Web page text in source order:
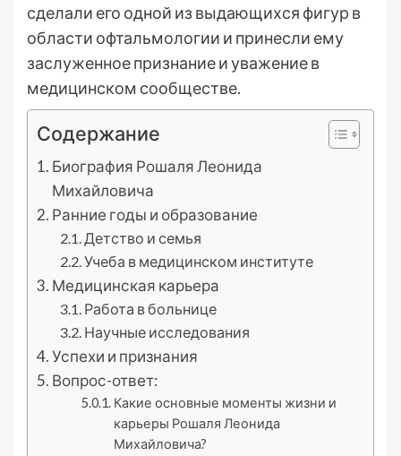
сделали его одной из выдающихся фигур в
области офтальмологии и принесли ему
заслуженное признание и уважение в
медицинском сообществе.
Содержание
Биография Рошаля Леонида
Михайловича
Ранние годы и образование
Детство и семья
Учеба в медицинском институте
Медицинская карьера
Работа в больнице
Научные исследования
Успехи и признания
Вопрос-ответ:
Какие основные моменты жизни и
карьеры Рошаля Леонида
Михайловича?